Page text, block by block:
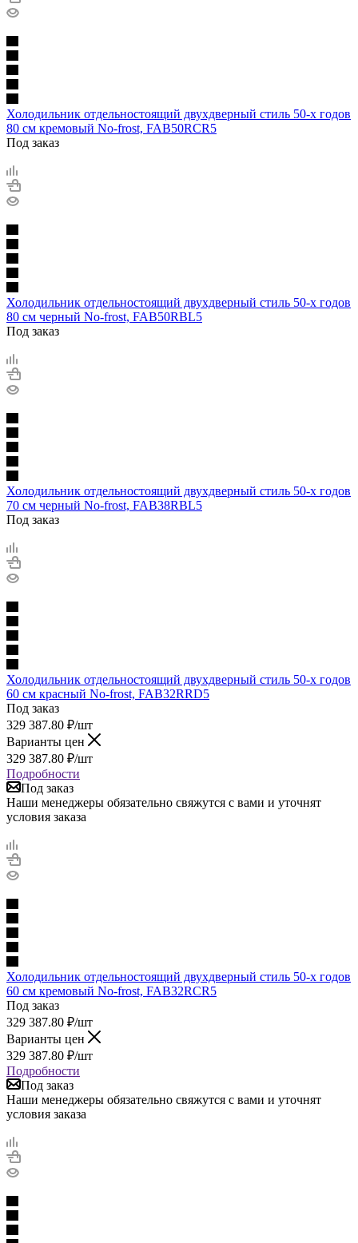
Холодильник отдельностоящий двухдверный стиль 50-х годов
80 см кремовый No-frost, FAB50RCR5
Под заказ
Холодильник отдельностоящий двухдверный стиль 50-х годов
80 см черный No-frost, FAB50RBL5
Под заказ
Холодильник отдельностоящий двухдверный стиль 50-х годов
70 см черный No-frost, FAB38RBL5
Под заказ
Холодильник отдельностоящий двухдверный стиль 50-х годов
60 см красный No-frost, FAB32RRD5
Под заказ
329 387.80 ₽/шт
Варианты цен
329 387.80 ₽/шт
Подробности
Под заказ
Наши менеджеры обязательно свяжутся с вами и уточнят
условия заказа
Холодильник отдельностоящий двухдверный стиль 50-х годов
60 см кремовый No-frost, FAB32RCR5
Под заказ
329 387.80 ₽/шт
Варианты цен
329 387.80 ₽/шт
Подробности
Под заказ
Наши менеджеры обязательно свяжутся с вами и уточнят
условия заказа